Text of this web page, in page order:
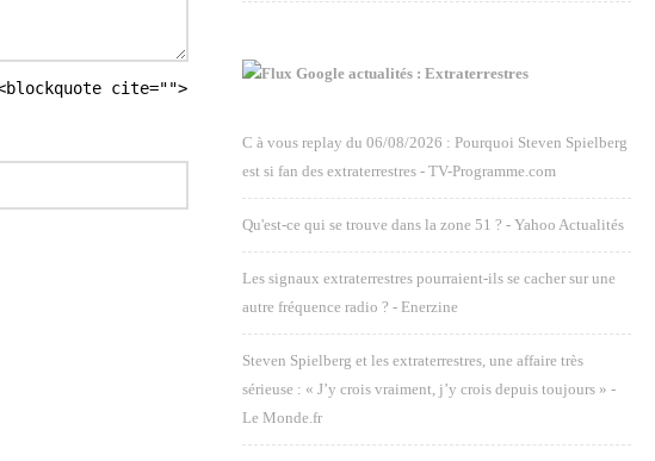
cite="">
Google actualités : Extraterrestres
C à vous replay du 06/08/2026 : Pourquoi Steven Spielberg
est si fan des extraterrestres - TV-Programme.com
Qu'est-ce qui se trouve dans la zone 51 ? - Yahoo Actualités
Les signaux extraterrestres pourraient-ils se cacher sur une
autre fréquence radio ? - Enerzine
Steven Spielberg et les extraterrestres, une affaire très
sérieuse : « J’y crois vraiment, j’y crois depuis toujours » -
Le Monde.fr